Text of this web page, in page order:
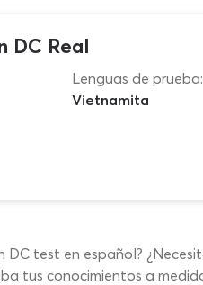
DC Real
Lenguas de prueba:
Vietnamita
test en español?
tus conocimientos a